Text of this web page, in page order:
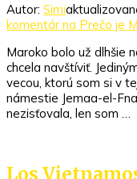
Autor: Simi
komentár na Prečo je
Maroko bolo už dlhšie
chcela navštíviť.
vecou, ktorú som si v
námestie Jemaa-el-
nezisťovala, len som …
Los